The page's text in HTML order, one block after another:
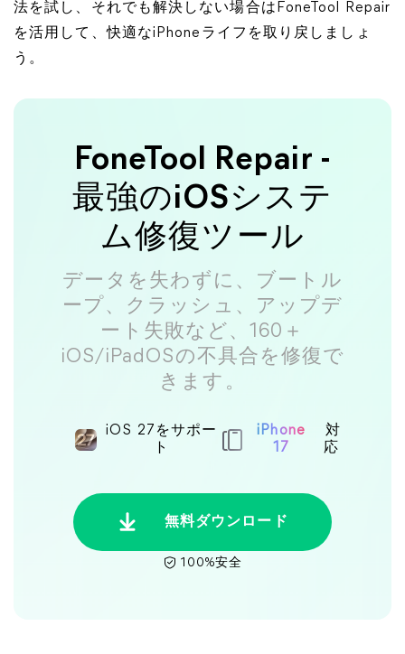
法を試し、それでも解決しない場合はFoneTool Repair
を活用して、快適なiPhoneライフを取り戻しましょ
う。
FoneTool Repair -
最強のiOSシステ
ム修復ツール
データを失わずに、ブートル
ープ、クラッシュ、アップデ
ート失敗など、160＋
iOS/iPadOSの不具合を修復で
きます。
iOS 27をサポー
ト
iPhone
17
対
応
無料ダウンロード
100%安全